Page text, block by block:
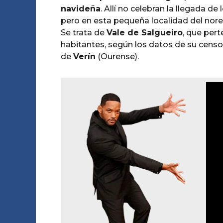
s
e
s
a
g
o
A
m
o
g
o
navideña. Allí no celebran la llegada de
pero en esta pequeña localidad del
Se trata de Vale de Salgueiro, que
habitantes, según los datos de su
de Verín (Ourense).